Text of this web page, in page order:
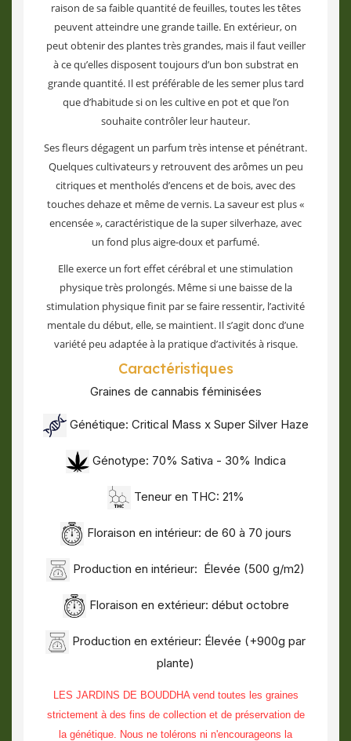
raison de sa faible quantité de feuilles, toutes les têtes
peuvent atteindre une grande taille. En extérieur, on
peut obtenir des plantes très grandes, mais il faut veiller
à ce qu’elles disposent toujours d’un bon substrat en
grande quantité. Il est préférable de les semer plus tard
que d’habitude si on les cultive en pot et que l’on
souhaite contrôler leur hauteur.
Ses fleurs dégagent un parfum très intense et pénétrant.
Quelques cultivateurs y retrouvent des arômes un peu
citriques et mentholés d’encens et de bois, avec des
touches dehaze et même de vernis. La saveur est plus «
encensée », caractéristique de la super silverhaze, avec
un fond plus aigre-doux et parfumé.
Elle exerce un fort effet cérébral et une stimulation
physique très prolongés. Même si une baisse de la
stimulation physique finit par se faire ressentir, l’activité
mentale du début, elle, se maintient. Il s’agit donc d’une
variété peu adaptée à la pratique d’activités à risque.
Caractéristiques
Graines de cannabis féminisées
Génétique: Critical Mass x Super Silver Haze
Génotype: 70% Sativa - 30% Indica
Teneur en THC: 21%
Floraison en intérieur: de 60 à 70 jours
Production en intérieur: Élevée (500 g/m2)
Floraison en extérieur: début octobre
Production en extérieur: Élevée (+900g par
plante)
LES JARDINS DE BOUDDHA vend toutes les graines
strictement à des fins de collection et de préservation de
la génétique. Nous ne tolérons ni n'encourageons la